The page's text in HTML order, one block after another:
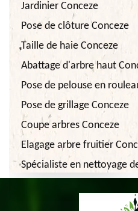
Jardinier Conceze
Pose de clôture Conceze
Taille de haie Conceze
Abattage d'arbre haut
Pose de pelouse en
Pose de grillage Conceze
Coupe arbres Conceze
Elagage arbre fruitier
Spécialiste en nettoyage